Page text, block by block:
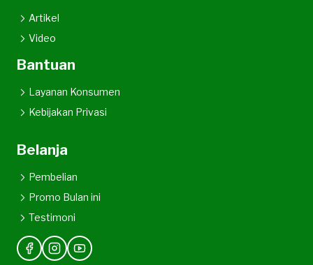
Artikel
Video
Bantuan
Layanan Konsumen
Kebijakan Privasi
Belanja
Pembelian
Promo Bulan ini
Testimoni